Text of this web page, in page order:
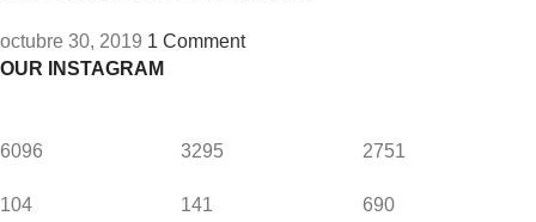
octubre 30, 2019 1 Comment
OUR INSTAGRAM
6096
104
3295
141
2751
690